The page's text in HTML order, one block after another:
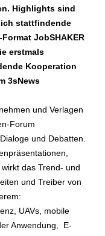
Highlights sind
stattfindende
Format JobSHAKER
erstmals
Kooperation
3sNews
und Verlagen
Forum
und Debatten.
das Trend- und
und Treiber von
UAVs, mobile
Anwendung, E-